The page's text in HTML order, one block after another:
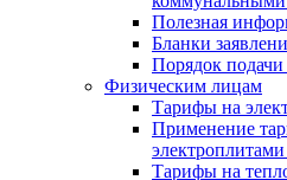
Полезная
Бланки
Порядок
Физическим лицам
Тарифы на
Применение
Тарифы на